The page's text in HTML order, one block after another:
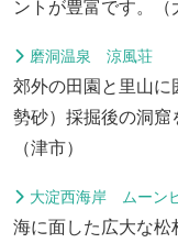
ントが豊富です。（
磨洞温泉 涼風荘
郊外の田園と里山
勢砂）採掘後の洞窟
（津市）
大淀西海岸 ムーン
海に面した広大な